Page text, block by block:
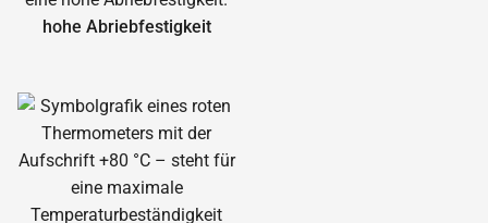
hohe Abrieb­festigkeit